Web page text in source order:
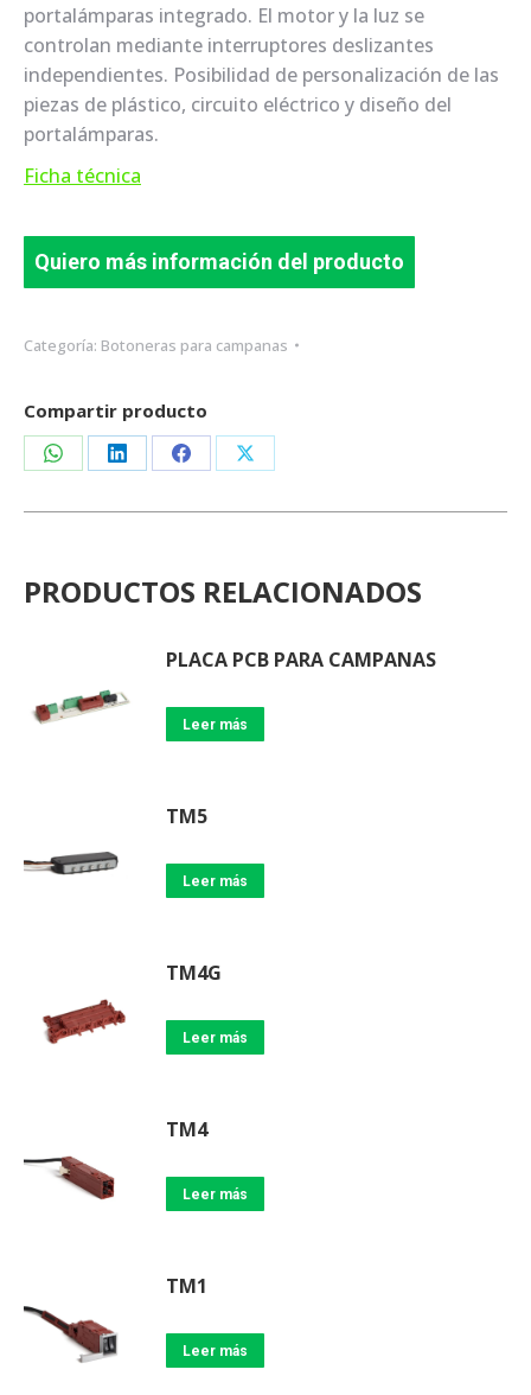
portalámparas integrado. El motor y la luz se
controlan mediante interruptores deslizantes
independientes. Posibilidad de personalización de las
piezas de plástico, circuito eléctrico y diseño del
portalámparas.
Ficha técnica
Quiero más información del producto
Categoría: Botoneras para campanas
Compartir producto
Share
on
Share
on
Share
on
Share
on
PRODUCTOS RELACIONADOS
PLACA PCB PARA CAMPANAS
Leer más
TM5
Leer más
TM4G
Leer más
TM4
Leer más
TM1
Leer más